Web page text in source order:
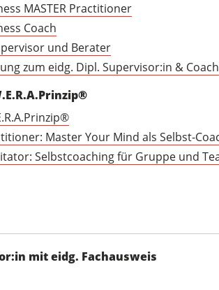
MASTER Practitioner
Coach
und Berater
zum eidg. Dipl. Supervisor:in & Coach
Master Your Mind als Selbst-
Selbstcoaching für Gruppe und
mit eidg. Fachausweis